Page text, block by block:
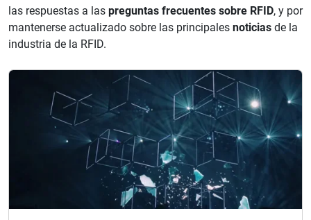
las respuestas a las preguntas frecuentes sobre RFID, y por
mantenerse actualizado sobre las principales noticias de la
industria de la RFID.